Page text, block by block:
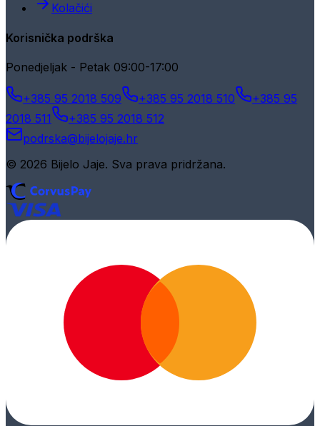
Kolačići
Korisnička podrška
Ponedjeljak - Petak 09:00-17:00
+385 95 2018 509 +385 95 2018 510
+385 95
2018 511
+385 95 2018 512
podrska@bijelojaje.hr
© 2026 Bijelo Jaje. Sva prava pridržana.